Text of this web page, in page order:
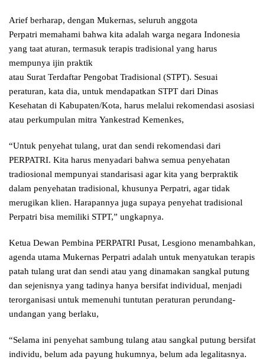
Arief berharap, dengan Mukernas, seluruh anggota
Perpatri memahami bahwa kita adalah warga negara Indonesia
yang taat aturan, termasuk terapis tradisional yang harus
mempunya ijin praktik
atau Surat Terdaftar Pengobat Tradisional (STPT). Sesuai
peraturan, kata dia, untuk mendapatkan STPT dari Dinas
Kesehatan di Kabupaten/Kota, harus melalui rekomendasi asosiasi
atau perkumpulan mitra Yankestrad Kemenkes,
“Untuk penyehat tulang, urat dan sendi rekomendasi dari
PERPATRI. Kita harus menyadari bahwa semua penyehatan
tradiosional mempunyai standarisasi agar kita yang berpraktik
dalam penyehatan tradisional, khusunya Perpatri, agar tidak
merugikan klien. Harapannya juga supaya penyehat tradisional
Perpatri bisa memiliki STPT,” ungkapnya.
Ketua Dewan Pembina PERPATRI Pusat, Lesgiono menambahkan,
agenda utama Mukernas Perpatri adalah untuk menyatukan terapis
patah tulang urat dan sendi atau yang dinamakan sangkal putung
dan sejenisnya yang tadinya hanya bersifat individual, menjadi
terorganisasi untuk memenuhi tuntutan peraturan perundang-
undangan yang berlaku,
“Selama ini penyehat sambung tulang atau sangkal putung bersifat
individu, belum ada payung hukumnya, belum ada legalitasnya.